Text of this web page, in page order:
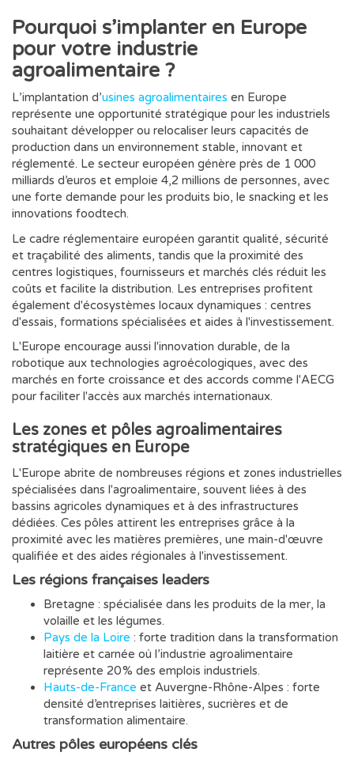
Pourquoi s’implanter en Europe
pour votre industrie
agroalimentaire ?
L’implantation d’usines agroalimentaires en Europe
représente une opportunité stratégique pour les industriels
souhaitant développer ou relocaliser leurs capacités de
production dans un environnement stable, innovant et
réglementé. Le secteur européen génère près de 1 000
milliards d’euros et emploie 4,2 millions de personnes, avec
une forte demande pour les produits bio, le snacking et les
innovations foodtech.
Le cadre réglementaire européen garantit qualité, sécurité
et traçabilité des aliments, tandis que la proximité des
centres logistiques, fournisseurs et marchés clés réduit les
coûts et facilite la distribution. Les entreprises profitent
également d'écosystèmes locaux dynamiques : centres
d'essais, formations spécialisées et aides à l'investissement.
L'Europe encourage aussi l'innovation durable, de la
robotique aux technologies agroécologiques, avec des
marchés en forte croissance et des accords comme l'AECG
pour faciliter l'accès aux marchés internationaux.
Les zones et pôles agroalimentaires
stratégiques en Europe
L'Europe abrite de nombreuses régions et zones industrielles
spécialisées dans l'agroalimentaire, souvent liées à des
bassins agricoles dynamiques et à des infrastructures
dédiées. Ces pôles attirent les entreprises grâce à la
proximité avec les matières premières, une main-d'œuvre
qualifiée et des aides régionales à l'investissement.
Les régions françaises leaders
Bretagne : spécialisée dans les produits de la mer, la
volaille et les légumes.
Pays de la Loire : forte tradition dans la transformation
laitière et carnée où l’industrie agroalimentaire
représente 20 % des emplois industriels.
Hauts-de-France et Auvergne-Rhône-Alpes : forte
densité d’entreprises laitières, sucrières et de
transformation alimentaire.
Autres pôles européens clés